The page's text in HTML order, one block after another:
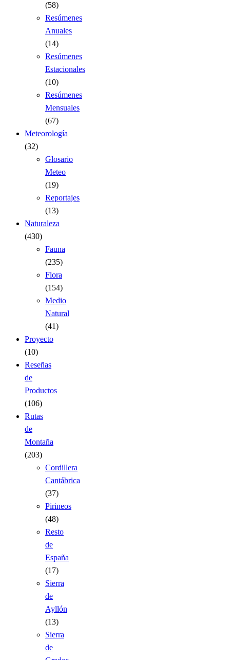
(58)
Resúmenes
Anuales
(14)
Resúmenes
Estacionales
(10)
Resúmenes
Mensuales
(67)
Meteorología
(32)
Glosario
Meteo
(19)
Reportajes
(13)
Naturaleza
(430)
Fauna
(235)
Flora
(154)
Medio
Natural
(41)
Proyecto
(10)
Reseñas
de
Productos
(106)
Rutas
de
Montaña
(203)
Cordillera
Cantábrica
(37)
Pirineos
(48)
Resto
de
España
(17)
Sierra
de
Ayllón
(13)
Sierra
de